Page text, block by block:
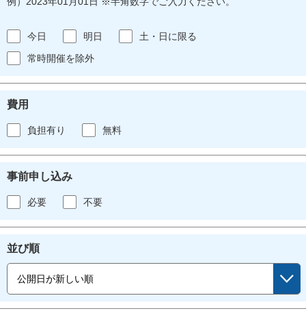
今日 明日
土・日に限る
常時開催を除外
費用
負担有り 無料
事前申し込み
必要 不要
並び順